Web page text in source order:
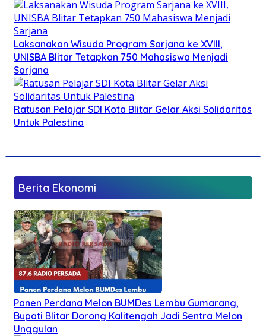
Laksanakan Wisuda Program Sarjana ke XVIII,
UNISBA Blitar Tetapkan 750 Mahasiswa Menjadi
Sarjana
Ratusan Pelajar SDI Kota Blitar Gelar Aksi Solidaritas
Untuk Palestina
Berita Ekonomi
Panen Perdana Melon BUMDes Lembu Gumarang,
Bupati Blitar Dorong Kalitengah Jadi Sentra Melon
Unggulan